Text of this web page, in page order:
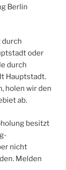
Berlin
durch
oder
durch
Hauptstadt.
holen wir den
ab.
besitzt
nicht
Melden